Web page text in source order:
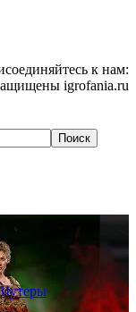
к нам:
igrofania.ru